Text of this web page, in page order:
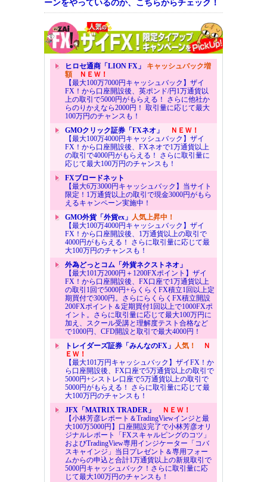
ーンをやっているのか、こちらからチェック！
ヒロセ通商「LION FX」 キャッシュバック増
額ＮＥＷ！
【最大100万7000円キャッシュバック】ザイ
FX！から口座開設後、英ポンド/円1万通貨以
上の取引で5000円がもらえる！ さらに他社か
らのりかえなら2000円！ 取引量に応じて最大
100万円のチャンスも！
GMOクリック証券「FXネオ」
ＮＥＷ！
【最大100万4000円キャッシュバック】ザイ
FX！から口座開設後、FXネオで1万通貨以上
の取引で4000円がもらえる！ さらに取引量に
応じて最大100万円のチャンスも！
FXブロードネット
【最大6万3000円キャッシュバック】当サイト
限定！1万通貨以上の取引で現金3000円がもら
えるキャンペーン実施中！
GMO外貨「外貨ex」 人気上昇中！
【最大100万4000円キャッシュバック】ザイ
FX！から口座開設後、1万通貨以上の取引で
4000円がもらえる！ さらに取引量に応じて最
大100万円のチャンスも！
外為どっとコム「外貨ネクストネオ」
【最大101万2000円＋1200FXポイント】ザイ
FX！から口座開設後、FX口座で1万通貨以上
の取引1回で5000円+らくらくFX積立1回以上定
期買付で3000円。さらにらくらくFX積立開設
200FXポイント＆定期買付1回以上で1000FXポ
イント。さらに取引量に応じて最大100万円に
加え、スクール受講と理解度テスト合格など
で1000円、CFD開設と取引で最大4000円！
トレイダーズ証券「みんなのFX」 人気！
Ｎ
ＥＷ！
【最大101万円キャッシュバック】ザイFX！か
ら口座開設後、FX口座で5万通貨以上の取引で
5000円+シストレ口座で5万通貨以上の取引で
5000円がもらえる！ さらに取引量に応じて最
大100万円のチャンスも！
JFX「MATRIX TRADER」
ＮＥＷ！
【小林芳彦レポート＆TradingViewインジと最
大100万5000円】口座開設完了で小林芳彦オリ
ジナルレポート「FXスキャルピングのコツ」
およびTradingView専用インジケーター「コバ
スキャインジ」当日プレゼント＆専用フォー
ムからの申込と合計1万通貨以上の新規取引で
5000円キャッシュバック！さらに取引量に応
じて最大100万円のチャンスも！